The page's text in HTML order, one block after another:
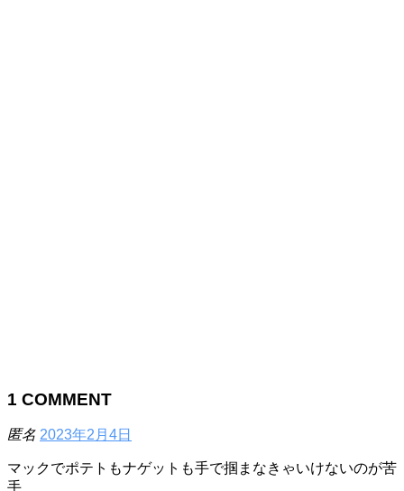
1 COMMENT
匿名 2023年2月4日
マックでポテトもナゲットも手で掴まなきゃいけないのが苦
手